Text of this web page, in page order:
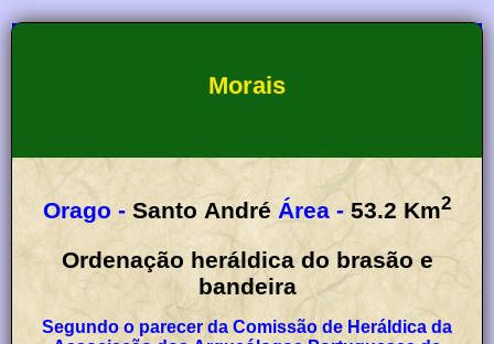
Morais
Orago - Santo André Área - 53.2 Km2
Ordenação heráldica do brasão e
bandeira
Segundo o parecer da Comissão de Heráldica da